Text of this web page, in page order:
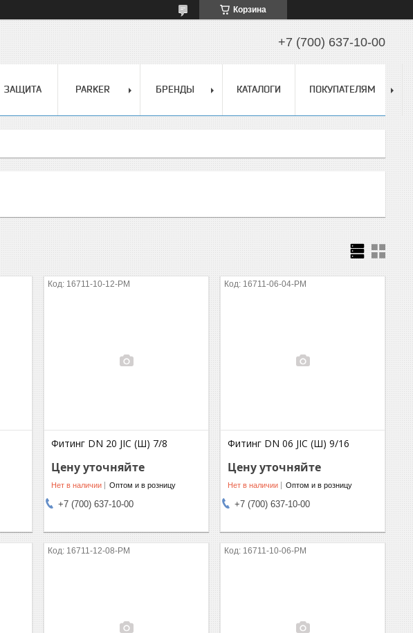
Корзина
+7 (700) 637-10-00
ЗАЩИТА PARKER БРЕНДЫ КАТАЛОГИ ПОКУПАТЕЛЯМ
16711-10-12-PM
Фитинг DN 20 JIC (Ш) 7/8
Цену уточняйте
Нет в наличии Оптом и в розницу
+7 (700) 637-10-00
16711-06-04-PM
Фитинг DN 06 JIC (Ш) 9/16
Цену уточняйте
Нет в наличии Оптом и в розницу
+7 (700) 637-10-00
16711-12-08-PM 16711-10-06-PM